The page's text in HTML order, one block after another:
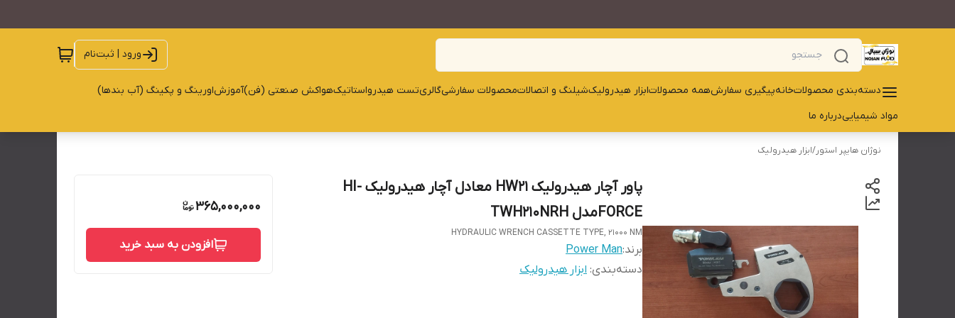
ورود | ثبت‌نام
دسته‌بندی محصولاتخانهپیگیری سفارشهمه محصولاتابزار هیدرولیکشیلنگ و اتصالاتمحصولات سفارشیگالریتست هیدرواستاتیکهواکش صنعتی (فن)آموزشاورینگ و پکینگ (آب بندها)
مواد شیمیاییدرباره ما
نوژان هایپر استور/ابزار هیدرولیک
پاور آچار هیدرولیک HW21 معادل آچار هیدرولیک HI-
FORCEمدل TWH210NRH
HYDRAULIC WRENCH CASSETTE TYPE, 21000 NM
برند:Power Man
دسته‌بندی: ابزار هیدرولیک
365,000,000
افزودن به سبد خرید